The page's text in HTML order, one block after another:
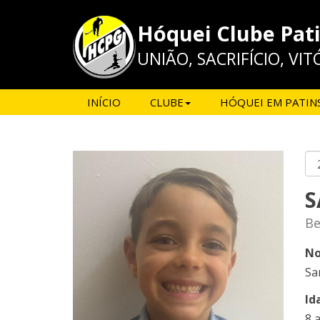
Hóquei Clube
UNIÃO, SACRIFÍCIO,
INÍCIO CLUBE HÓQUEI EM